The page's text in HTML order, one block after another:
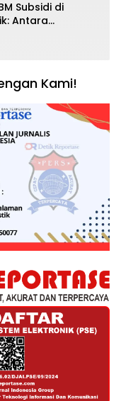
Subsidi di
Antara
Konsumen,
Kami!